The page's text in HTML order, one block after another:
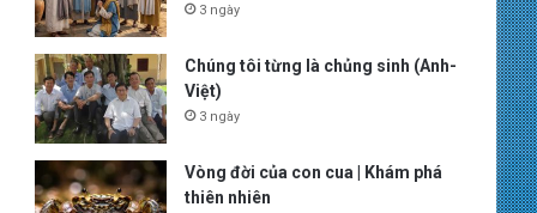
3 ngày
Chúng tôi từng là chủng sinh (Anh-
Việt)
3 ngày
Vòng đời của con cua | Khám phá
thiên nhiên